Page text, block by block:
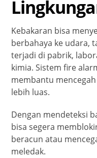
Kebakaran bisa
berbahaya ke udara,
terjadi di pabrik,
kimia. Sistem fire
membantu mencegah
lebih luas.
Dengan mendeteksi
bisa segera
beracun atau
meledak.